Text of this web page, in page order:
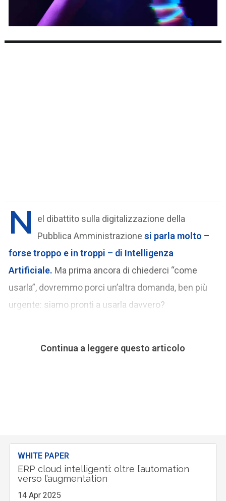
N
el dibattito sulla digitalizzazione della
Pubblica Amministrazionesi parla molto –
forse troppo e in troppi – di Intelligenza
Artificiale. Ma prima ancora di chiederci “come
usarla”, dovremmo porci un’altra domanda, ben più
urgente: siamo pronti a usarla davvero?
Continua a leggere questo articolo
WHITE PAPER
ERP cloud intelligenti: oltre l’automation
verso l’augmentation
14 Apr 2025